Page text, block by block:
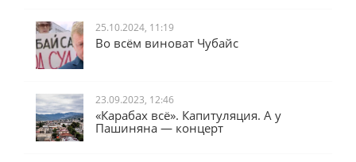
25.10.2024, 11:19
Во всём виноват Чубайс
23.09.2023, 12:46
«Карабах всё». Капитуляция. А у
Пашиняна — концерт